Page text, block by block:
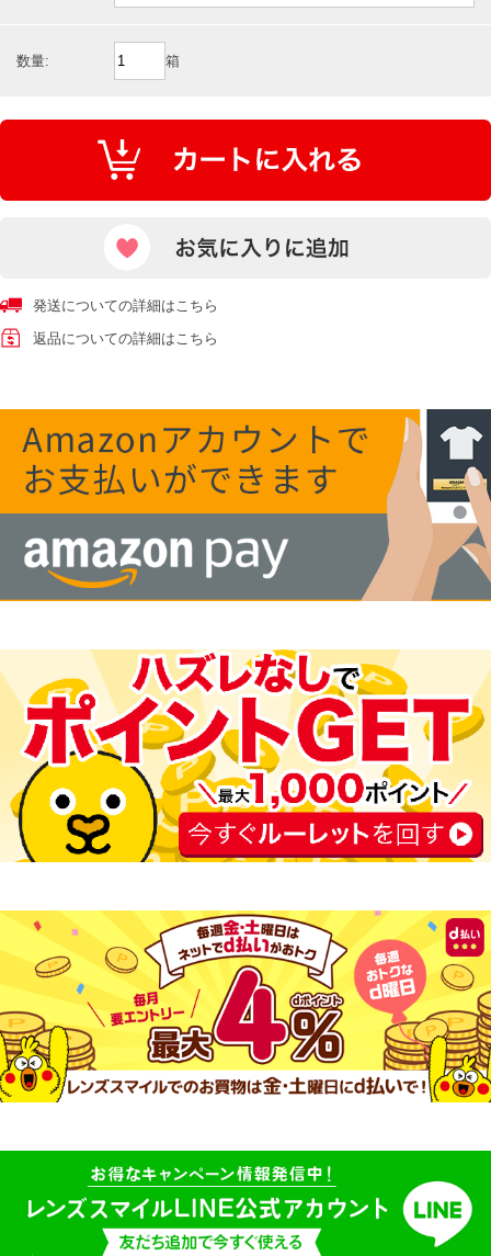
数量: 箱
発送についての詳細はこちら
返品についての詳細はこちら